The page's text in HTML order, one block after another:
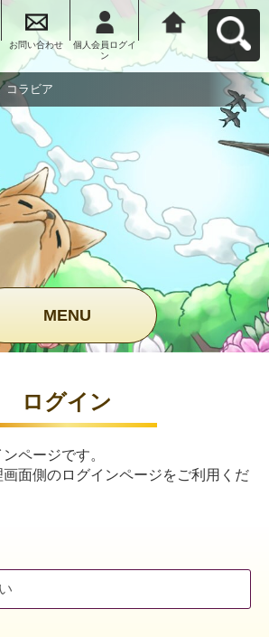
お問い合わせ
個人会員ログイ
ン
大府市民活動支
援サイト コラビ
アへ戻る
コラビア
MENU
ログイン
ページです。
面側のログインページをご利用くだ